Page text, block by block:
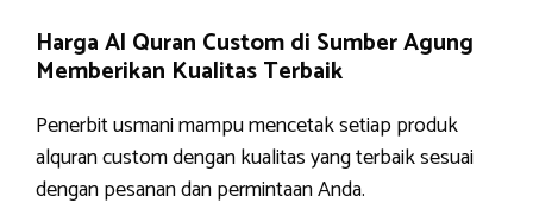
Harga Al Quran Custom di Sumber Agung
Memberikan Kualitas Terbaik
Penerbit usmani mampu mencetak setiap produk
alquran custom dengan kualitas yang terbaik sesuai
dengan pesanan dan permintaan Anda.